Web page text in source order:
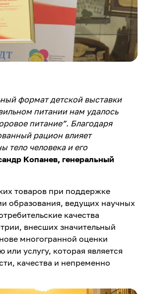
формат детской выставки
питании нам удалось
питание”. Благодаря
рацион влияет
тело человека и его
Копанев, генеральный
товаров при поддержке
образования, ведущих научных
качества
внесших значительный
многогранной оценки
услугу, которая является
качества и непременно